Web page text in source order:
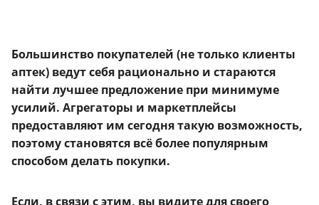
Большинство покупателей (не только клиенты
аптек) ведут себя рационально и стараются
найти лучшее предложение при минимуме
усилий. Агрегаторы и маркетплейсы
предоставляют им сегодня такую возможность,
поэтому становятся всё более популярным
способом делать покупки.
Если, в связи с этим, вы видите для своего